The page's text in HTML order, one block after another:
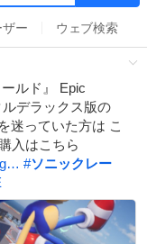
キ
ー
ワ
ド
を
消
す
ザー ウェブ検索
ルド』 Epic
デラックス版の
迷っていた方は こ
入はこちら
#ソニックレー